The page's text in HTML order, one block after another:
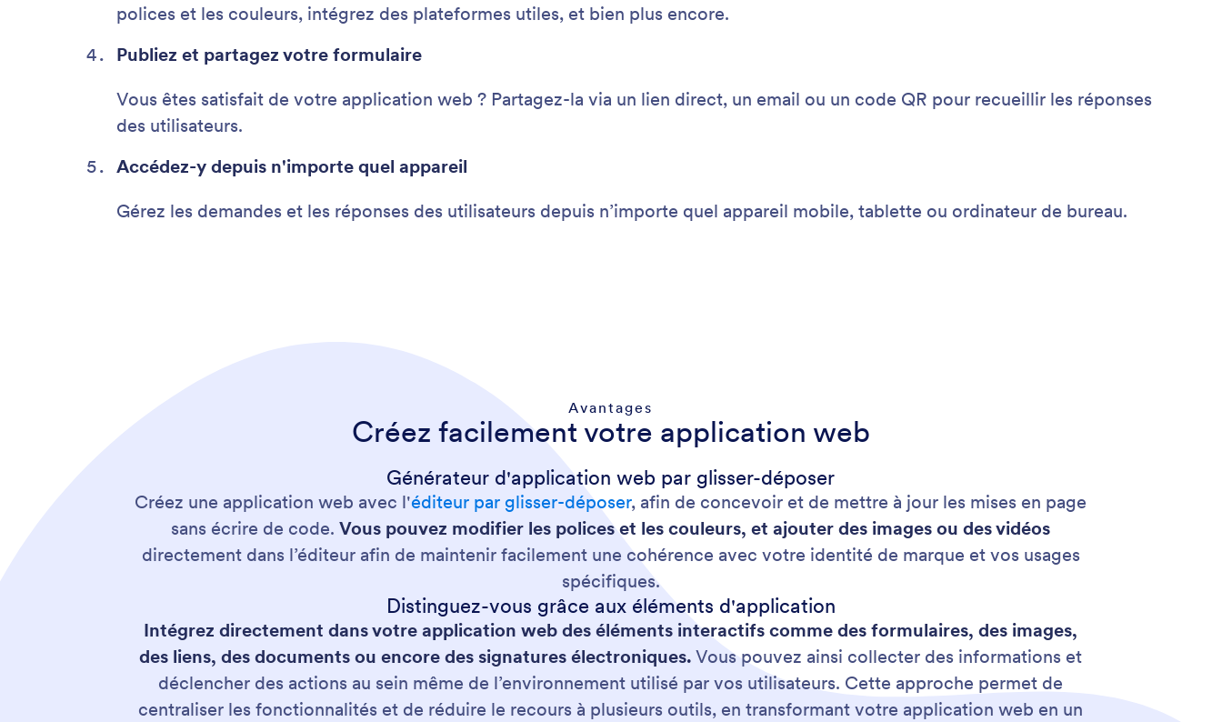
polices et les couleurs, intégrez des plateformes utiles, et bien plus encore.
Publiez et partagez votre formulaire
Vous êtes satisfait de votre application web ? Partagez-la via un lien direct, un email ou un code QR pour recueillir les réponses
des utilisateurs.
Accédez-y depuis n'importe quel appareil
Gérez les demandes et les réponses des utilisateurs depuis n’importe quel appareil mobile, tablette ou ordinateur de bureau.
Avantages
Créez facilement votre application web
Générateur d'application web par glisser-déposer
Créez une application web avec l'éditeur par glisser-déposer, afin de concevoir et de mettre à jour les mises en page
sans écrire de code.Vous pouvez modifier les polices et les couleurs, et ajouter des images ou des vidéos
directement dans l’éditeur afin de maintenir facilement une cohérence avec votre identité de marque et vos usages
spécifiques.
Distinguez-vous grâce aux éléments d'application
Intégrez directement dans votre application web des éléments interactifs comme des formulaires, des images,
des liens, des documents ou encore des signatures électroniques.Vous pouvez ainsi collecter des informations et
déclencher des actions au sein même de l’environnement utilisé par vos utilisateurs. Cette approche permet de
centraliser les fonctionnalités et de réduire le recours à plusieurs outils, en transformant votre application web en un